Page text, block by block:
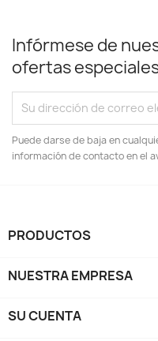
Infórmese de
ofertas
Puede darse de baja en
información de contacto en el
PRODUCTOS
NUESTRA EMPRESA
SU CUENTA